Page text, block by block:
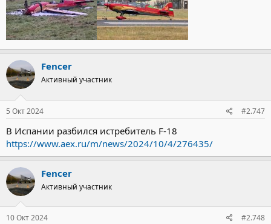
Группа должна была выступить на авиашоу “Саниколь»
(International Sanicole Airshow), которое проходит на аэродроме
Леопольдсбург/Беверло.
Fencer
Активный участник
5 Окт 2024 #2.747
В Испании разбился истребитель F-18
https://www.aex.ru/m/news/2024/10/4/276435/
Fencer
Активный участник
10 Окт 2024 #2.748